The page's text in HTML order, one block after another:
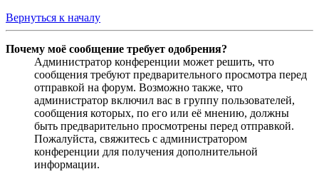
Вернуться к началу
Почему моё сообщение требует одобрения?
Администратор конференции может решить, что
сообщения требуют предварительного просмотра перед
отправкой на форум. Возможно также, что
администратор включил вас в группу пользователей,
сообщения которых, по его или её мнению, должны
быть предварительно просмотрены перед отправкой.
Пожалуйста, свяжитесь с администратором
конференции для получения дополнительной
информации.